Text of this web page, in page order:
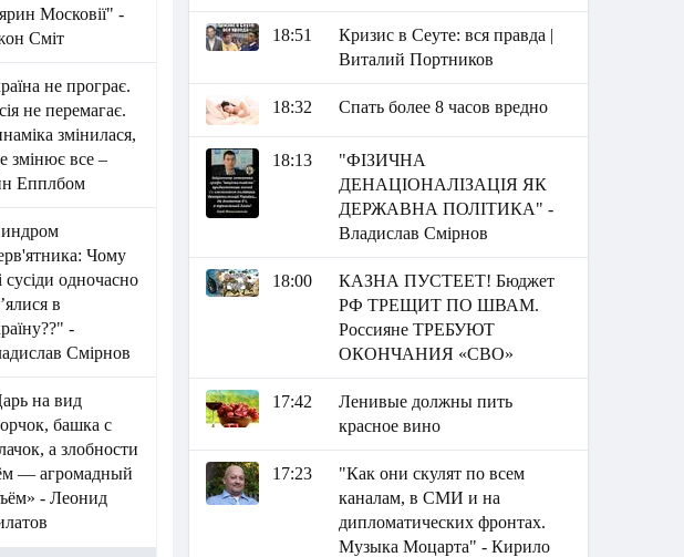
Московії" -
Сміт
не програє.
не перемагає.
змінилася,
змінює все –
Епплбом
Чому
сусіди одночасно
в
-
Смірнов
на вид
башка с
а злобности
— агромадный
- Леонид
18:51
Кризис в Сеуте: вся правда |
Виталий Портников
18:32 Спать более 8 часов вредно
18:13
"ФІЗИЧНА
ДЕНАЦІОНАЛІЗАЦІЯ ЯК
ДЕРЖАВНА ПОЛІТИКА" -
Владислав Смірнов
18:00
КАЗНА ПУСТЕЕТ! Бюджет
РФ ТРЕЩИТ ПО ШВАМ.
Россияне ТРЕБУЮТ
ОКОНЧАНИЯ «СВО»
17:42
Ленивые должны пить
красное вино
17:23
"Как они скулят по всем
каналам, в СМИ и на
дипломатических фронтах.
Музыка Моцарта" - Кирило